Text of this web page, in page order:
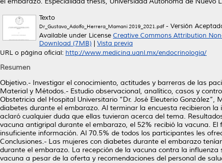
Texto
Dr_Gustavo_Adolfo_Herrera_Mamani 2019_2021.pdf- Versión
Available under License Creative Commons Attribution
Download (7MB)
Vista previa
URL o página oficial: http://www.medicina.uanl.mx/endocrinologia/
Resumen
Objetivo.- Investigar el conocimiento, actitudes y barreras de las
Material y Métodos.- Estudio observacional, analítico, casos y
Obstetricia del Hospital Universitario “Dr. José Eleuterio
diabetes durante el embarazo. Al terminar la encuesta recibieron
aclaró cualquier duda que ellas tuvieran acerca del tema.
vacuna antigripal durante el embarazo, el 52% recibió la vacuna.
insuficiente información. Al 70.5% de todos los participantes les
Conclusiones.- Las mujeres con diabetes durante el embarazo
durante el embarazo. La recepción de la vacuna contra la
vacuna a pesar de la oferta y recomendaciones del personal de